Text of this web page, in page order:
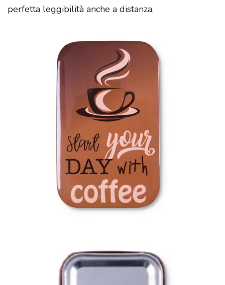
perfetta leggibilità anche a distanza.